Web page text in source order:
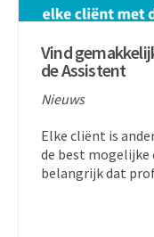
Vind
de Assistent
Nieuws
Elke cliënt is
de best mogelijke
belangrijk dat